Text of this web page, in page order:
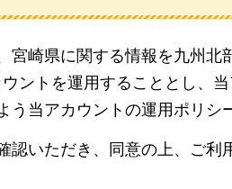
宮崎県に関する情報を九州
ントを運用することとし、
う当アカウントの運用ポリシ
認いただき、同意の上、ご利